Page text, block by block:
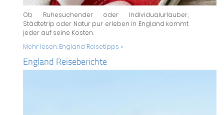
Ob Ruhesuchender oder Individualurlauber,
Städtetrip oder Natur pur erleben in England kommt
jeder auf seine Kosten.
Mehr lesen: England Reisetipps »
England Reiseberichte